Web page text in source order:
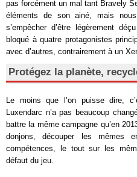
pas forcément un mal tant Bravely
éléments de son ainé, mais
s’empêcher d’être légèrement
bloqué à quatre protagonistes
avec d’autres, contrairement à un
Protégez la planète,
Le moins que l’on puisse dire,
Luxendarc n’a pas beaucoup
battre la même campagne qu’en
donjons, découper les mêmes
compétences, le tout sur les
défaut du jeu.